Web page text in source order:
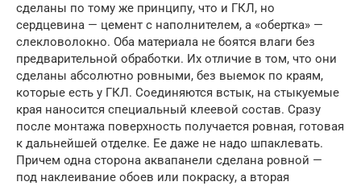
сделаны по тому же принципу, что и ГКЛ, но
сердцевина — цемент с наполнителем, а «обертка» —
слекловолокно. Оба материала не боятся влаги без
предварительной обработки. Их отличие в том, что они
сделаны абсолютно ровными, без выемок по краям,
которые есть у ГКЛ. Соединяются встык, на стыкуемые
края наносится специальный клеевой состав. Сразу
после монтажа поверхность получается ровная, готовая
к дальнейшей отделке. Ее даже не надо шпаклевать.
Причем одна сторона аквапанели сделана ровной —
под наклеивание обоев или покраску, а вторая